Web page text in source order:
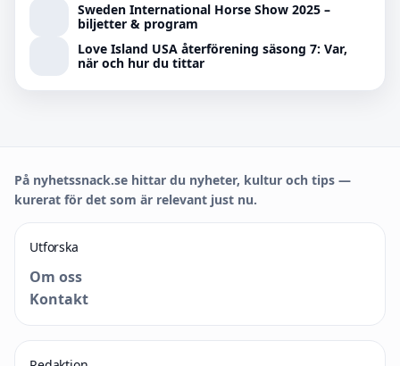
Sweden International Horse Show 2025 –
biljetter & program
Love Island USA återförening säsong 7: Var,
när och hur du tittar
På nyhetssnack.se hittar du nyheter, kultur och tips —
kurerat för det som är relevant just nu.
Utforska
Om oss
Kontakt